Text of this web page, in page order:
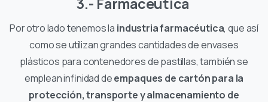
Por otro lado tenemos la industria farmacéutica, que así
como se utilizan grandes cantidades de envases
plásticos para contenedores de pastillas, también se
emplean infinidad deempaques de cartón para la
protección, transporte y almacenamiento de